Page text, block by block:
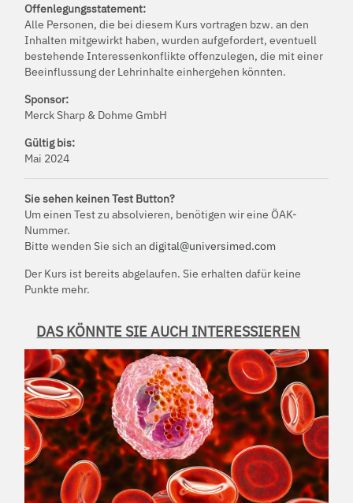
Offenlegungsstatement:
Alle Personen, die bei diesem Kurs vortragen bzw. an den
Inhalten mitgewirkt haben, wurden aufgefordert, eventuell
bestehende Interessenkonflikte offenzulegen, die mit einer
Beeinflussung der Lehrinhalte einhergehen könnten.
Sponsor:
Merck Sharp & Dohme GmbH
Gültig bis:
Mai 2024
Sie sehen keinen Test Button?
Um einen Test zu absolvieren, benötigen wir eine ÖAK-
Nummer.
Bitte wenden Sie sich andigital@universimed.com
Der Kurs ist bereits abgelaufen. Sie erhalten dafür keine
Punkte mehr.
DAS KÖNNTE SIE AUCH INTERESSIEREN